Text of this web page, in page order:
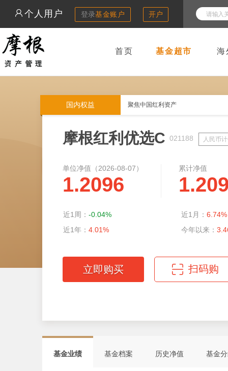
个人用户 登录基金账户 开户
首页 基金超市 海
国内权益 聚焦中国红利资产
摩根红利优选C 021188 人民币
单位净值（2026-08-07）
1.2096
累计净值
近1周： -0.04% 近1月： 6.74%
近1年： 4.01% 今年以来：
立即购买 扫码购
基金业绩 基金档案 历史净值 基金